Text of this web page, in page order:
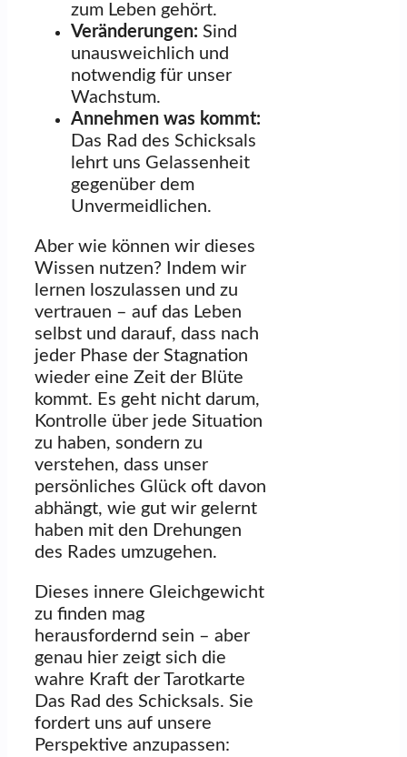
zum Leben gehört.
Veränderungen: Sind
unausweichlich und
notwendig für unser
Wachstum.
Annehmen was kommt:
Das Rad des Schicksals
lehrt uns Gelassenheit
gegenüber dem
Unvermeidlichen.
Aber wie können wir dieses
Wissen nutzen? Indem wir
lernen loszulassen und zu
vertrauen – auf das Leben
selbst und darauf, dass nach
jeder Phase der Stagnation
wieder eine Zeit der Blüte
kommt. Es geht nicht darum,
Kontrolle über jede Situation
zu haben, sondern zu
verstehen, dass unser
persönliches Glück oft davon
abhängt, wie gut wir gelernt
haben mit den Drehungen
des Rades umzugehen.
Dieses innere Gleichgewicht
zu finden mag
herausfordernd sein – aber
genau hier zeigt sich die
wahre Kraft der Tarotkarte
Das Rad des Schicksals. Sie
fordert uns auf unsere
Perspektive anzupassen: